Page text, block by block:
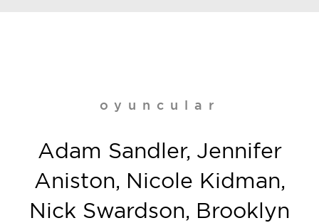
oyuncular
Adam Sandler, Jennifer
Aniston, Nicole Kidman,
Nick Swardson, Brooklyn